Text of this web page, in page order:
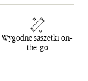
Wygodne saszetki on-
the-go